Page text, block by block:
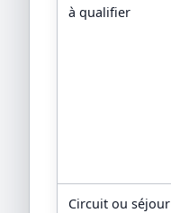
à qualifier
Circuit ou séjour